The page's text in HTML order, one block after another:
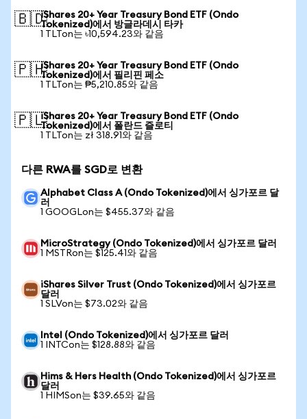
🇧🇩iShares 20+ Year Treasury Bond ETF (Ondo
Tokenized)에서 방글라데시 타카
1 TLTon는 ৳10,594.23와 같음
🇵🇭iShares 20+ Year Treasury Bond ETF (Ondo
Tokenized)에서 필리핀 페소
1 TLTon는 ₱5,210.85와 같음
🇵🇱iShares 20+ Year Treasury Bond ETF (Ondo
Tokenized)에서 폴란드 즐로티
1 TLTon는 zł 318.91와 같음
다른 RWA를 SGD로 변환
Alphabet Class A (Ondo Tokenized)에서 싱가포르 달
러
1 GOOGLon는 $455.37와 같음
MicroStrategy (Ondo Tokenized)에서 싱가포르 달러
1 MSTRon는 $125.41와 같음
iShares Silver Trust (Ondo Tokenized)에서 싱가포르
달러
1 SLVon는 $73.02와 같음
Intel (Ondo Tokenized)에서 싱가포르 달러
1 INTCon는 $128.88와 같음
Hims & Hers Health (Ondo Tokenized)에서 싱가포르
달러
1 HIMSon는 $39.65와 같음